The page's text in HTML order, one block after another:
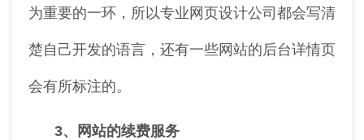
为重要的一环，所以专业网页设计公司都会写清
楚自己开发的语言，还有一些网站的后台详情页
会有所标注的。
3、网站的续费服务